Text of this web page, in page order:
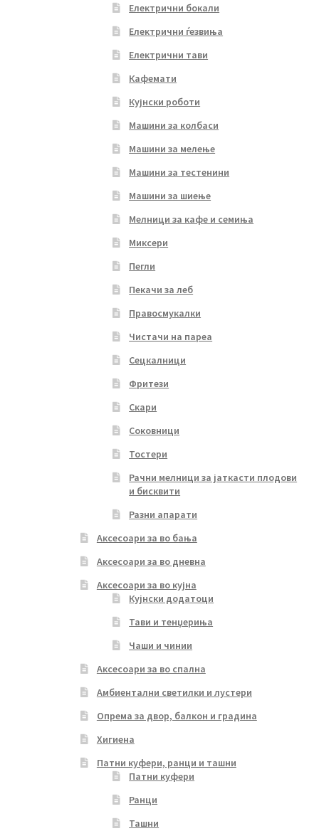
Електрични бокали
Електрични ѓезвиња
Електрични тави
Кафемати
Кујнски роботи
Машини за колбаси
Машини за мелење
Машини за тестенини
Машини за шиење
Мелници за кафе и семиња
Миксери
Пегли
Пекачи за леб
Правосмукалки
Чистачи на пареа
Сецкалници
Фритези
Скари
Соковници
Тостери
Рачни мелници за јаткасти плодови
и бисквити
Разни апарати
Аксесоари за во бања
Аксесоари за во дневна
Аксесоари за во кујна
Кујнски додатоци
Тави и тенџериња
Чаши и чинии
Аксесоари за во спална
Амбиентални светилки и лустери
Опрема за двор, балкон и градина
Хигиена
Патни куфери, ранци и ташни
Патни куфери
Ранци
Ташни